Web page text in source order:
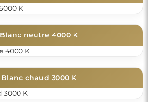
Blanc neutre 4000 K
Blanc chaud 3000 K